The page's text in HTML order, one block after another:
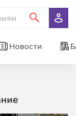
Новости